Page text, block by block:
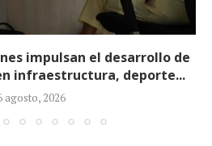
decidió proteger a quienes
canciones creando...
agosto, 2026